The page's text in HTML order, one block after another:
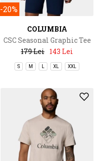
-20%
COLUMBIA
CSC Seasonal Graphic Tee
179 Lei 143 Lei
S M XL XXL